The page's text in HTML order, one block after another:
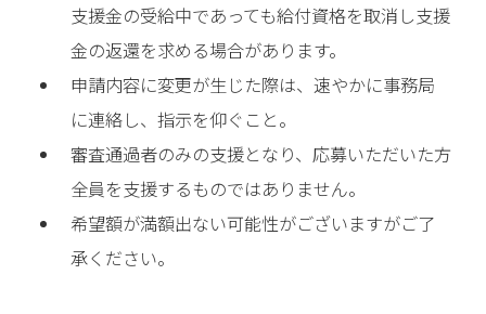
支援金の受給中であっても給付資格を取消し支援
金の返還を求める場合があります。
申請内容に変更が生じた際は、速やかに事務局
に連絡し、指示を仰ぐこと。
審査通過者のみの支援となり、応募いただいた方
全員を支援するものではありません。
希望額が満額出ない可能性がございますがご了
承ください。